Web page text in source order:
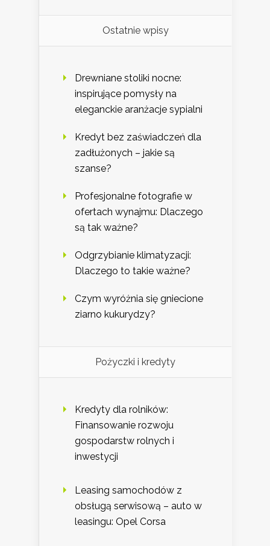
Ostatnie wpisy
Drewniane stoliki nocne:
inspirujące pomysły na
eleganckie aranżacje sypialni
Kredyt bez zaświadczeń dla
zadłużonych – jakie są
szanse?
Profesjonalne fotografie w
ofertach wynajmu: Dlaczego
są tak ważne?
Odgrzybianie klimatyzacji:
Dlaczego to takie ważne?
Czym wyróżnia się gniecione
ziarno kukurydzy?
Pożyczki i kredyty
Kredyty dla rolników:
Finansowanie rozwoju
gospodarstw rolnych i
inwestycji
Leasing samochodów z
obsługą serwisową – auto w
leasingu: Opel Corsa